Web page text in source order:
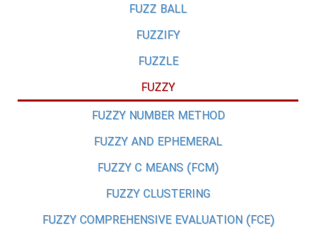
FUZZ BALL
FUZZIFY
FUZZLE
FUZZY
FUZZY NUMBER METHOD
FUZZY AND EPHEMERAL
FUZZY C MEANS (FCM)
FUZZY CLUSTERING
FUZZY COMPREHENSIVE EVALUATION (FCE)